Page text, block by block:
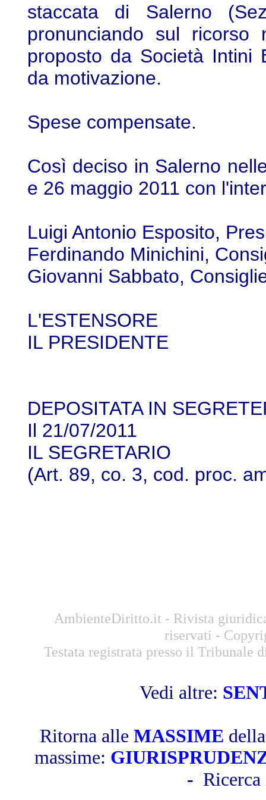
staccata di Salerno
pronunciando sul
proposto da Società Intini
da motivazione.
Spese compensate.
Così deciso in Salerno
e 26 maggio 2011 con
Luigi Antonio Esposito,
Ferdinando Minichini,
Giovanni Sabbato,
L'ESTENSORE
IL PRESIDENTE
DEPOSITATA IN
Il 21/07/2011
IL SEGRETARIO
(Art. 89, co. 3, cod. proc.
AmbienteDiritto.it - Rivista
riservati -
Testata registrata presso il Tribunale
Vedi altre:
Ritorna alle MASSIME
massime:
-